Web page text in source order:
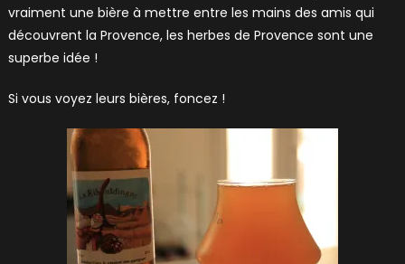
vraiment une bière à mettre entre les mains des amis qui
découvrent la Provence, les herbes de Provence sont une
superbe idée !
Si vous voyez leurs bières, foncez !